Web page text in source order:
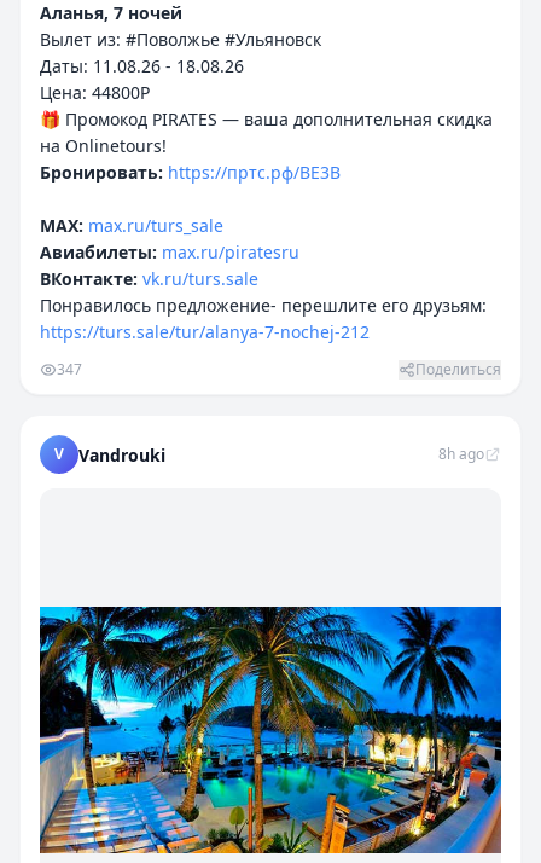
Аланья, 7 ночей
Вылет из: #Поволжье #Ульяновск
Даты: 11.08.26 - 18.08.26
Цена: 44800P
🎁 Промокод PIRATES — ваша дополнительная скидка
Бронировать: https://пртс.рф/BE3B
MAX: max.ru/turs_sale
Авиабилеты: max.ru/piratesru
ВКонтакте: vk.ru/turs.sale
Понравилось предложение- перешлите его друзьям:
https://turs.sale/tur/alanya-7-nochej-212
347 Поделиться
V Vandrouki 8h ago